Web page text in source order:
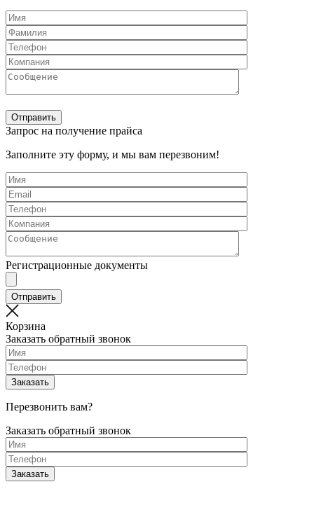
Запрос на получение прайса
Заполните эту форму, и мы вам перезвоним!
Регистрационные документы
Корзина
Заказать обратный звонок
Перезвонить вам?
Заказать обратный звонок